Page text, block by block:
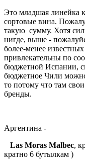
Это младшая линейка
сортовые вина.
такую сумму. Хотя
нигде, выше -
более-менее
привлекательны по
бюджетной Испании,
бюджетное Чили
то потому что там
бренды.
Аргентина -
Las Moras Malbec,
кратно 6 бутылкам )